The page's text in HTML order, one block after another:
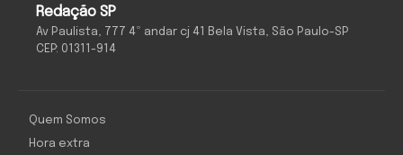
Redação SP
Av Paulista, 777 4º andar cj 41 Bela Vista, São Paulo-SP
CEP: 01311-914
Quem Somos
Hora extra